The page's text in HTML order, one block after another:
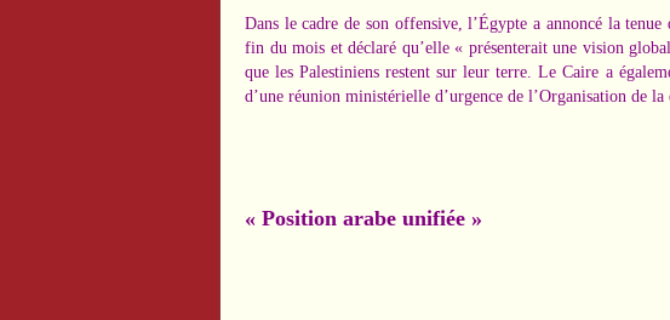
Dans le cadre de son offensive, l’Égypte a annoncé la
fin du mois et déclaré qu’elle « présenterait une vision
que les Palestiniens restent sur leur terre. Le Caire a
d’une réunion ministérielle d’urgence de l’Organisation de
« Position arabe unifiée »